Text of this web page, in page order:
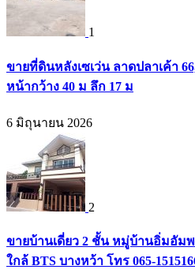
1
ขายที่ดินหลังเซเว่น ลาดปลาเค้า
หน้ากว้าง 40 ม ลึก 17 ม
6 มิถุนายน 2026
2
ขายบ้านเดี่ยว 2 ชั้น หมู่บ้านอิ่มอัม
ใกล้ BTS บางหว้า โทร 065-